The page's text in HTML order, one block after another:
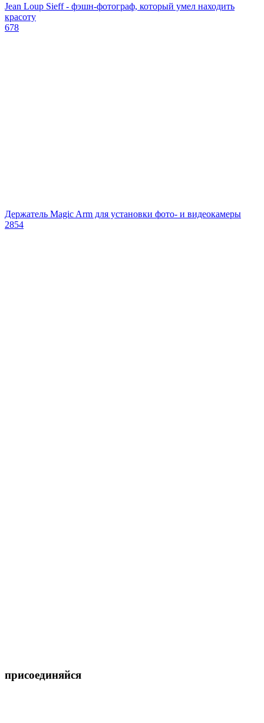
Jean Loup Sieff - фэшн-фотограф, который умел находить
красоту
678
Держатель Magic Arm для установки фото- и видеокамеры
2854
присоединяйся